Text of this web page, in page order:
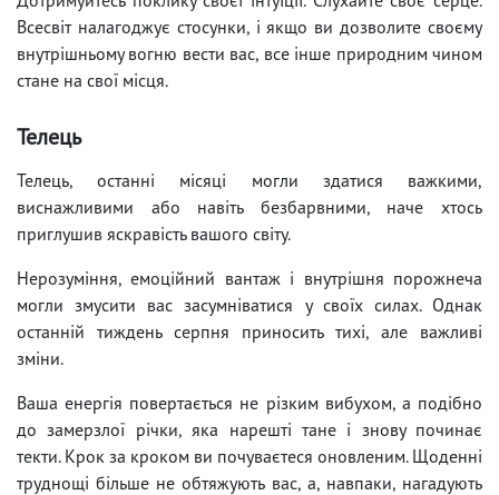
Всесвіт налагоджує стосунки, і якщо ви дозволите своєму
внутрішньому вогню вести вас, все інше природним чином
стане на свої місця.
Телець
Телець, останні місяці могли здатися важкими,
виснажливими або навіть безбарвними, наче хтось
приглушив яскравість вашого світу.
Нерозуміння, емоційний вантаж і внутрішня порожнеча
могли змусити вас засумніватися у своїх силах. Однак
останній тиждень серпня приносить тихі, але важливі
зміни.
Ваша енергія повертається не різким вибухом, а подібно
до замерзлої річки, яка нарешті тане і знову починає
текти. Крок за кроком ви почуваєтеся оновленим. Щоденні
труднощі більше не обтяжують вас, а, навпаки, нагадують